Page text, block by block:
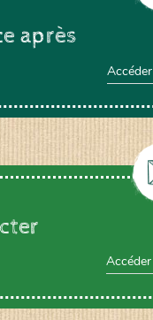
après
Accéder
Accéder